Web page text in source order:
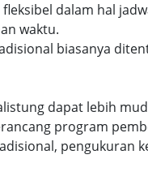
dalam hal
waktu.
biasanya
dapat lebih
program
pengukuran